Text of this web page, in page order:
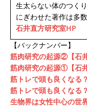
生太らない体のつく
にぎわせた著作は多数
石井直方研究室HP
【バックナンバー】
筋肉研究の起源②【石
筋肉研究の起源①【石
筋トレで頭も良くなる
筋トレで頭も良くなる
生物界は女性中心の世